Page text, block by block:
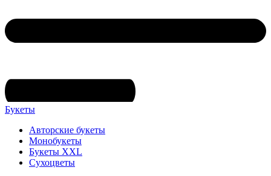
Букеты
Авторские букеты
Монобукеты
Букеты XXL
Сухоцветы